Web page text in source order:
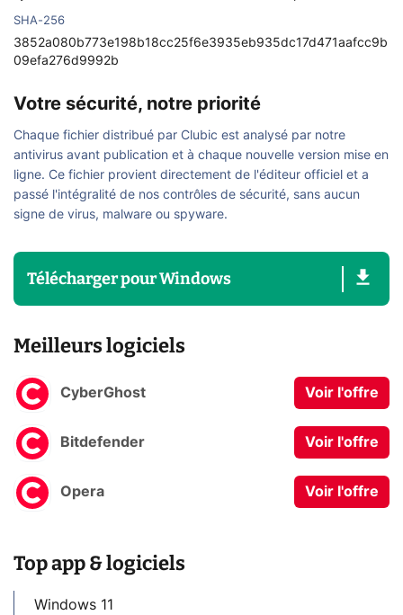
SHA-256
3852a080b773e198b18cc25f6e3935eb935dc17d471aafcc9b
09efa276d9992b
Votre sécurité, notre priorité
Chaque fichier distribué par Clubic est analysé par notre
antivirus avant publication et à chaque nouvelle version mise en
ligne. Ce fichier provient directement de l'éditeur officiel et a
passé l'intégralité de nos contrôles de sécurité, sans aucun
signe de virus, malware ou spyware.
TéléchargerpourWindows
Meilleurs logiciels
CyberGhost Voir l'offre
Bitdefender Voir l'offre
Opera Voir l'offre
Top app & logiciels
Windows 11